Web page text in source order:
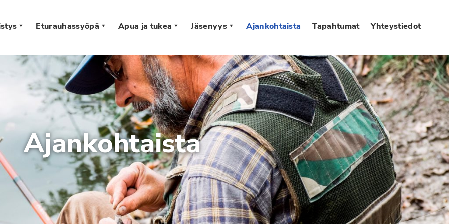
Eturauhassyöpä Apua ja tukea Jäsenyys Ajankohtaista Tapahtumat Yhteystiedot
Ajankohtaista